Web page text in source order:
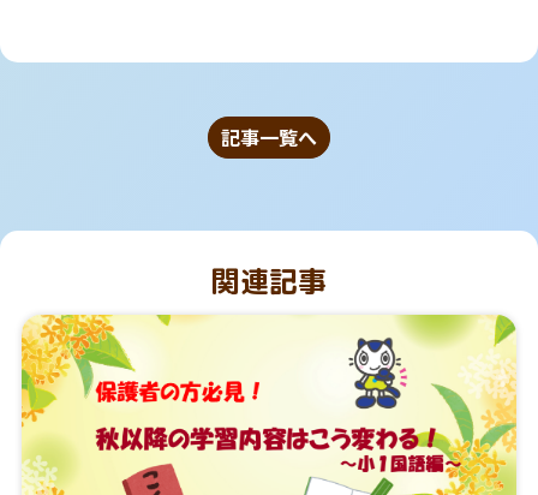
記事一覧へ
関連記事